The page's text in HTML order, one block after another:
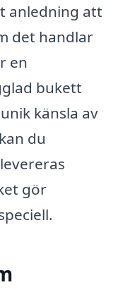
anledning att
det handlar
en
bukett
känsla av
du
gör